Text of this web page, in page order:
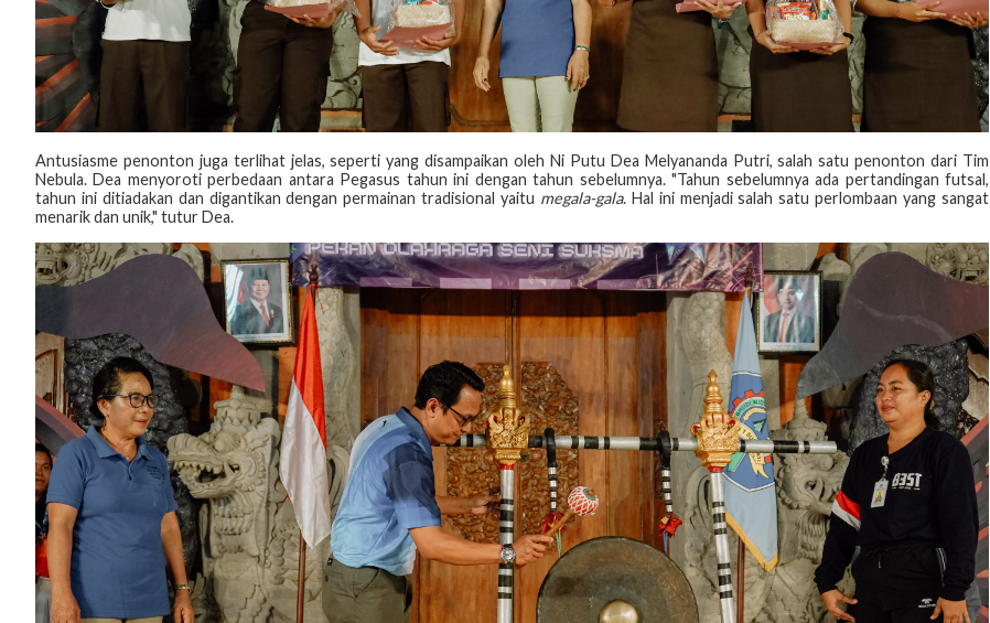
Antusiasme penonton juga terlihat jelas, seperti yang disampaikan oleh Ni Putu Dea Melyananda Putri, salah satu penonton dari Tim
Nebula. Dea menyoroti perbedaan antara Pegasus tahun ini dengan tahun sebelumnya. "Tahun sebelumnya ada pertandingan futsal,
tahun ini ditiadakan dan digantikan dengan permainan tradisional yaitu megala-gala. Hal ini menjadi salah satu perlombaan yang sangat
menarik dan unik," tutur Dea.